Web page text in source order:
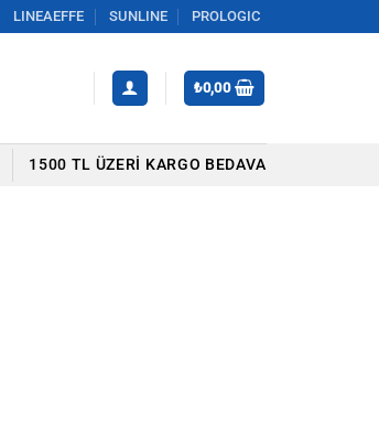
LINEAEFFE SUNLINE PROLOGIC
₺0,00
1500 TL ÜZERI KARGO BEDAVA